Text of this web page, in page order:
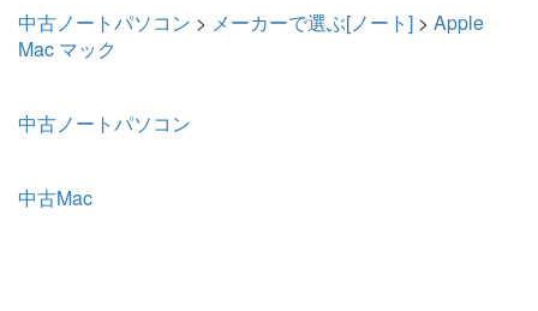
中古ノートパソコン > メーカーで選ぶ[ノート] > Apple
Mac マック
中古ノートパソコン
中古Mac